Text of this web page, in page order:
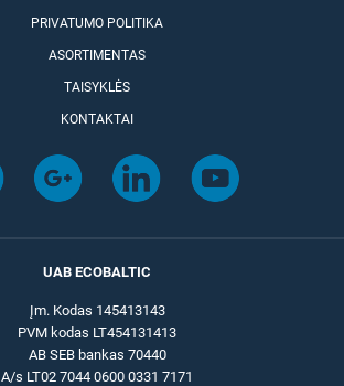
PRIVATUMO POLITIKA
ASORTIMENTAS
TAISYKLĖS
KONTAKTAI
UAB ECOBALTIC
Įm. Kodas 145413143
PVM kodas LT454131413
AB SEB bankas 70440
A/s LT02 7044 0600 0331 7171